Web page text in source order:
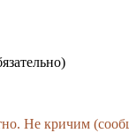
Не кричим